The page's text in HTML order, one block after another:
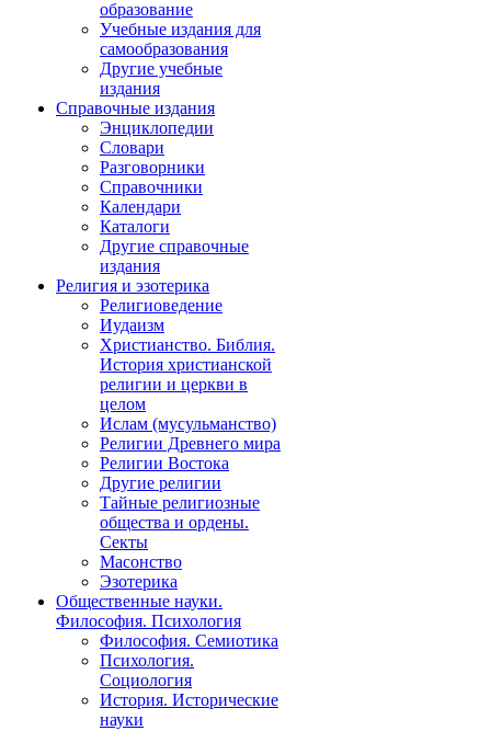
образование
Учебные издания для
самообразования
Другие учебные
издания
Справочные издания
Энциклопедии
Словари
Разговорники
Справочники
Календари
Каталоги
Другие справочные
издания
Религия и эзотерика
Религиоведение
Иудаизм
Христианство. Библия.
История христианской
религии и церкви в
целом
Ислам (мусульманство)
Религии Древнего мира
Религии Востока
Другие религии
Тайные религиозные
общества и ордены.
Секты
Масонство
Эзотерика
Общественные науки.
Философия. Психология
Философия. Семиотика
Психология.
Социология
История. Исторические
науки